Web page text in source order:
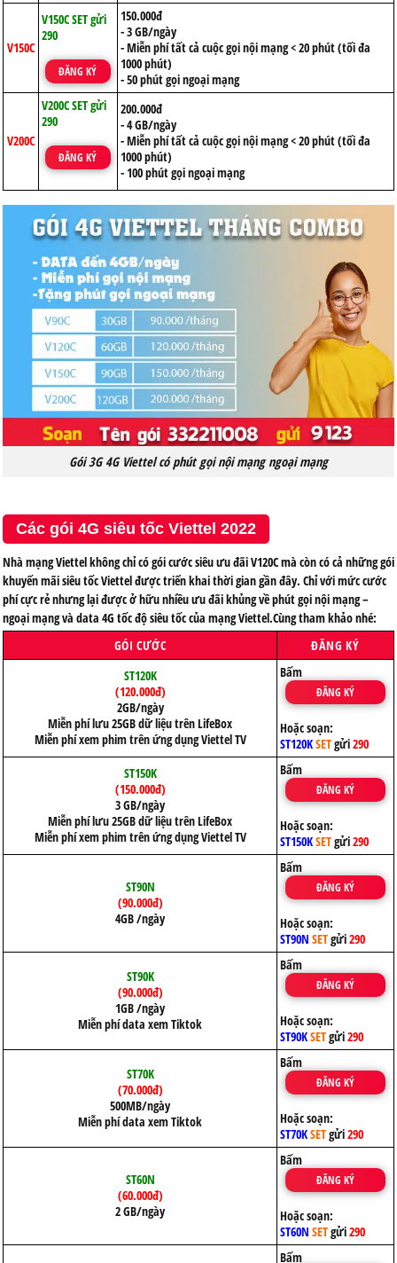
V150C
V150C SET gửi
290
ĐĂNG KÝ
150.000đ
- 3 GB/ngày
- Miễn phí tất cả cuộc gọi nội mạng < 20 phút (tối đa
1000 phút)
- 50 phút gọi ngoại mạng
V200C
V200C SET gửi
290
ĐĂNG KÝ
200.000đ
- 4 GB/ngày
- Miễn phí tất cả cuộc gọi nội mạng < 20 phút (tối đa
1000 phút)
- 100 phút gọi ngoại mạng
Gói 3G 4G Viettel có phút gọi nội mạng ngoại mạng
Các gói 4G siêu tốc Viettel 2022
Nhà mạng Viettel không chỉ có gói cước siêu ưu đãi V120C mà còn có cả những gói
khuyến mãi siêu tốc Viettel được triển khai thời gian gần đây. Chỉ với mức cước
phí cực rẻ nhưng lại được ở hữu nhiều ưu đãi khủng về phút gọi nội mạng –
ngoại mạng và data 4G tốc độ siêu tốc của mạng Viettel.Cùng tham khảo nhé:
GÓI CƯỚC
ĐĂNG KÝ
ST120K
(120.000đ)
2GB/ngày
Miễn phí lưu 25GB dữ liệu trên LifeBox
Miễn phí xem phim trên ứng dụng Viettel TV
Bấm
ĐĂNG KÝ
Hoặc soạn:
ST120KSETgửi290
ST150K
(150.000đ)
3 GB/ngày
Miễn phí lưu 25GB dữ liệu trên LifeBox
Miễn phí xem phim trên ứng dụng Viettel TV
Bấm
ĐĂNG KÝ
Hoặc soạn:
ST150KSETgửi290
ST90N
(90.000đ)
4GB /ngày
Bấm
ĐĂNG KÝ
Hoặc soạn:
ST90N SETgửi290
ST90K
(90.000đ)
1GB /ngày
Miễn phí data xem Tiktok
Bấm
ĐĂNG KÝ
Hoặc soạn:
ST90KSETgửi290
ST70K
(70.000đ)
500MB/ngày
Miễn phí data xem Tiktok
Bấm
ĐĂNG KÝ
Hoặc soạn:
ST70KSETgửi290
ST60N
(60.000đ)
2 GB/ngày
Bấm
ĐĂNG KÝ
Hoặc soạn:
ST60N SETgửi290
Bấm